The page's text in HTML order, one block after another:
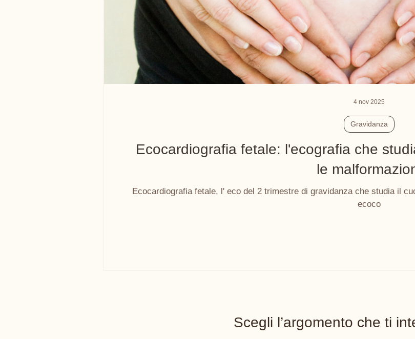
Ecocardiografia fetale: l'ecografia che
le
Ecocardiografia fetale, l' eco del 2 trimestre di gravidanza che studia il
ecoco
Gravidanza
4 nov 2025
Scegli l’argomento che ti